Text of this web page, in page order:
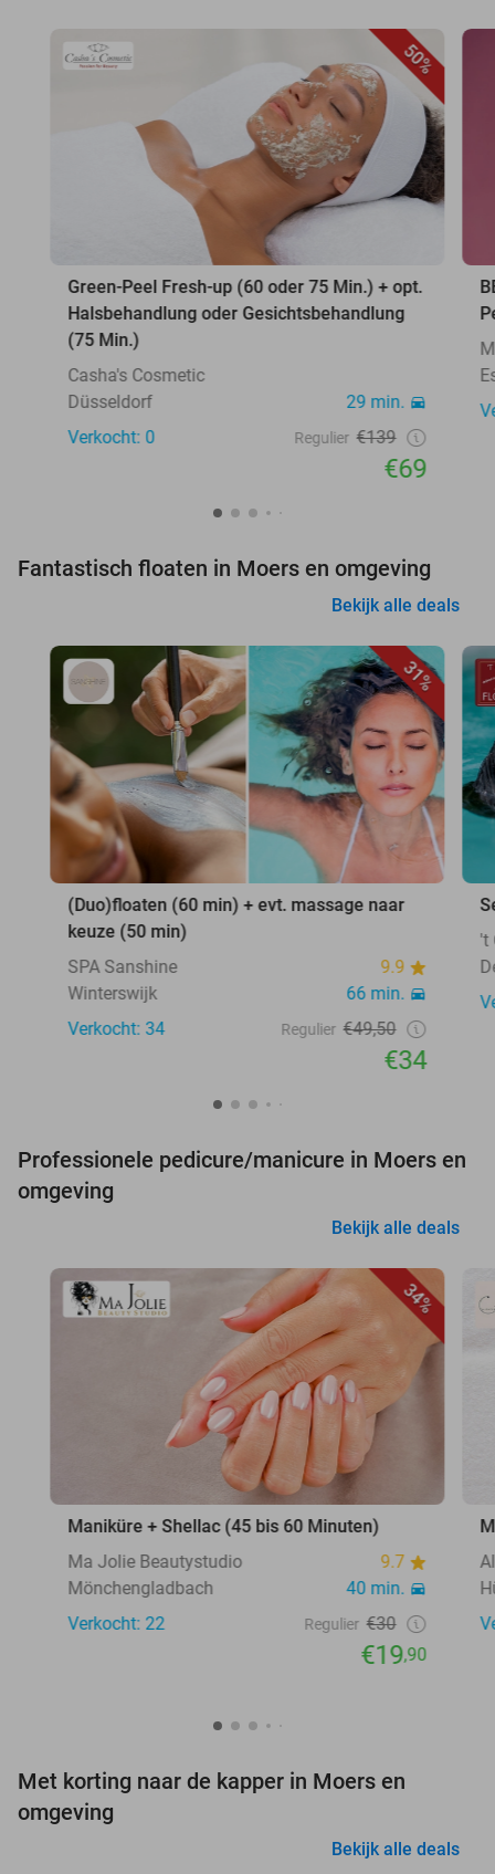
50%
Green-Peel Fresh-up (60 oder 75 Min.) + opt.
Halsbehandlung oder Gesichtsbehandlung
(75 Min.)
Casha's Cosmetic
Düsseldorf
29 min.
Verkocht: 0
Regulier €139
€69
Fantastisch floaten in Moers en omgeving
Bekijk alle deals
31%
(Duo)floaten (60 min) + evt. massage naar
keuze (50 min)
SPA Sanshine
9.9
Winterswijk
66 min.
Verkocht: 34
Regulier €49,50
€34
't
Professionele pedicure/manicure in Moers en
omgeving
Bekijk alle deals
34%
Maniküre + Shellac (45 bis 60 Minuten)
Ma Jolie Beautystudio
9.7
Mönchengladbach
40 min.
Verkocht: 22
Regulier €30
€19,90
Met korting naar de kapper in Moers en
omgeving
Bekijk alle deals